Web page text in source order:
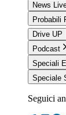
News
Probabili
Drive UP
Podcast
Speciali
Speciale
Seguici